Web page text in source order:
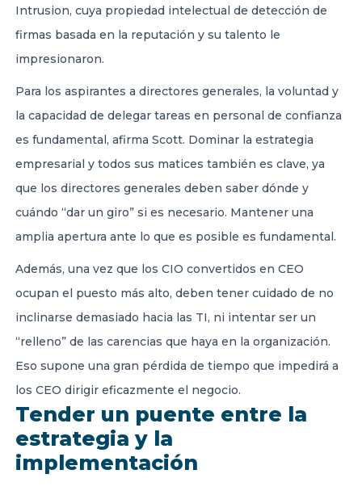
Intrusion, cuya propiedad intelectual de detección de
firmas basada en la reputación y su talento le
impresionaron.
Para los aspirantes a directores generales, la voluntad y
la capacidad de delegar tareas en personal de confianza
es fundamental, afirma Scott. Dominar la estrategia
empresarial y todos sus matices también es clave, ya
que los directores generales deben saber dónde y
cuándo “dar un giro” si es necesario. Mantener una
amplia apertura ante lo que es posible es fundamental.
Además, una vez que los CIO convertidos en CEO
ocupan el puesto más alto, deben tener cuidado de no
inclinarse demasiado hacia las TI, ni intentar ser un
“relleno” de las carencias que haya en la organización.
Eso supone una gran pérdida de tiempo que impedirá a
los CEO dirigir eficazmente el negocio.
Tender un puente entre la
estrategia y la
implementación